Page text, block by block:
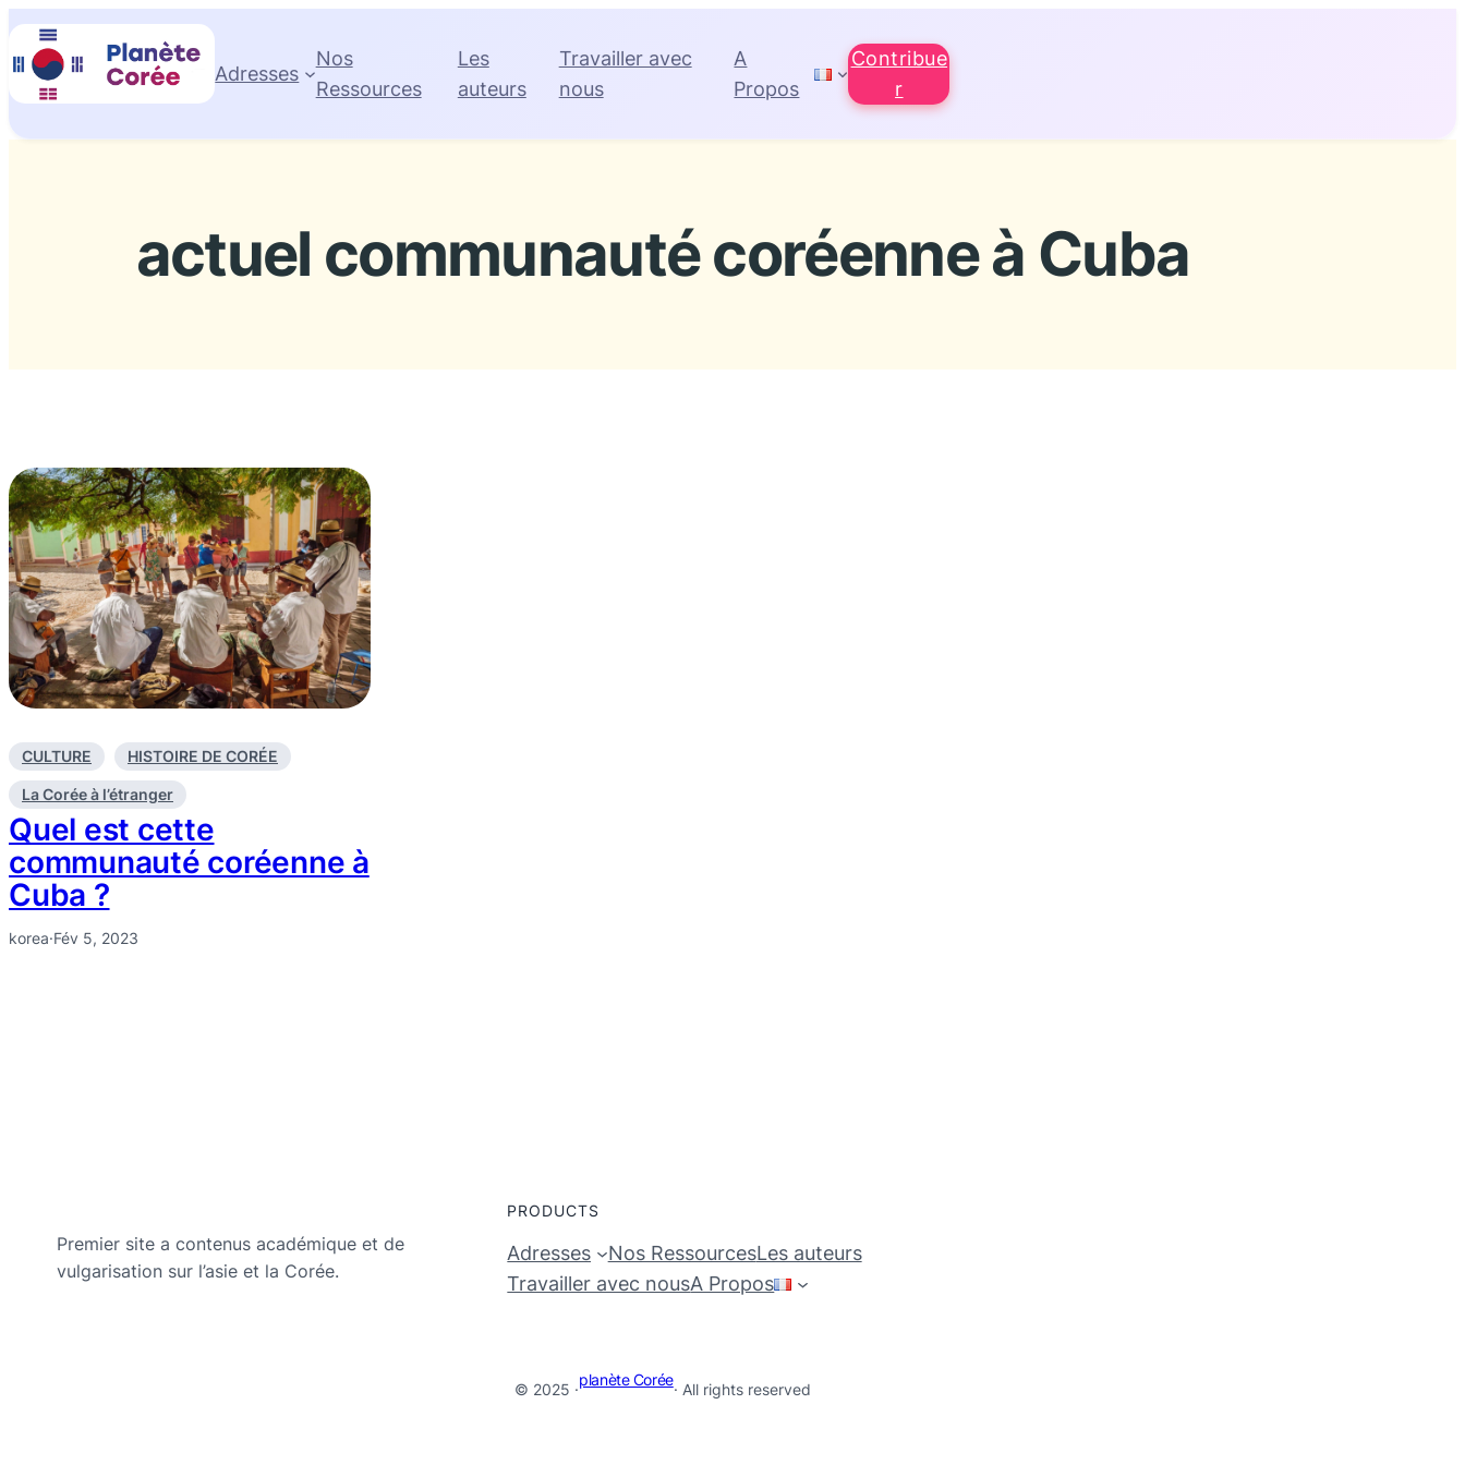
Aller
au
contenu
Adresses
Nos
Ressources
Les
auteurs
Travailler avec
nous
A
Propos
Contribue
r
actuel communauté coréenne à Cuba
CULTURE HISTOIRE DE CORÉE
La Corée à l’étranger
Quel est cette
communauté coréenne à
Cuba ?
korea·Fév 5, 2023
Premier site a contenus académique et de
vulgarisation sur l’asie et la Corée.
PRODUCTS
Adresses Nos RessourcesLes auteurs
Travailler avec nousA Propos
© 2025 ·
planète Corée
· All rights reserved